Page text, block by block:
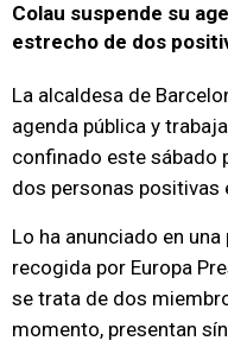
Colau suspende su
estrecho de dos
La alcaldesa de
agenda pública y
confinado este sábado
dos personas positivas
Lo ha anunciado en
recogida por Europa
se trata de dos
momento, presentan